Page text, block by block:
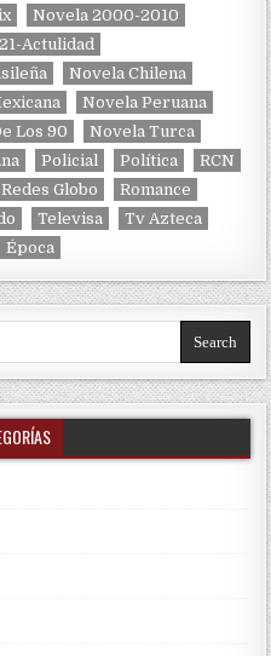
Novela 2000-2010
Actulidad
Novela Chilena
Novela Peruana
Los 90
Novela Turca
Policial Política
RCN
Redes Globo
Romance
Televisa
Tv Azteca
Época